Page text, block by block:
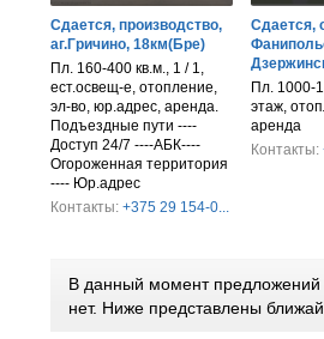
Сдается, производство,
аг.Гричино, 18км(Бре)
Пл. 160-400 кв.м., 1 / 1,
ест.освещ-е, отопление,
эл-во, юр.адрес, аренда.
Подъездные пути ----
Доступ 24/7 ----АБК----
Огороженная территория
---- Юр.адрес
Контакты: +375 29 154-0...
Сдается,
Пл. 1000-
этаж,
аренда
Контакты:
В данный момент предложений
нет. Ниже представлены